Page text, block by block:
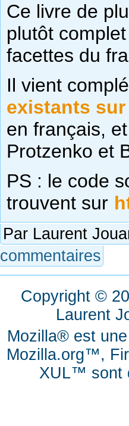
Ce livre de
plutôt
facettes du
Il vient
existants sur
en français,
Protzenko et
PS : le code
trouvent sur
Par Laurent
commentaires
Copyright ©
Laurent
Mozilla® est
Mozilla.org™,
XUL™ sont